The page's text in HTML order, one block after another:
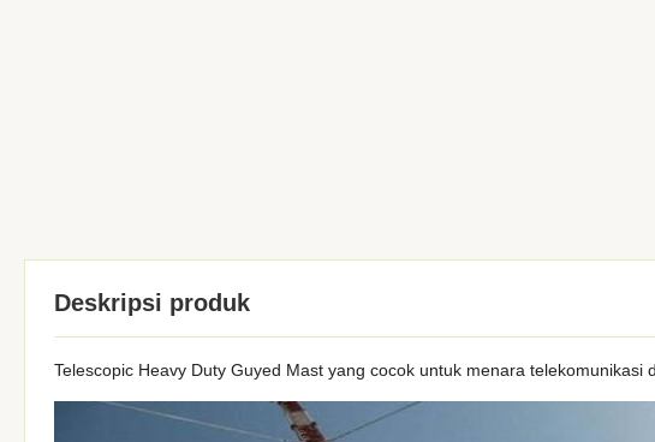
Deskripsi produk
Telescopic Heavy Duty Guyed Mast yang cocok untuk menara telekomunikasi